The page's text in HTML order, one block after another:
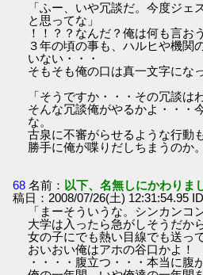
「ふー、いや冗談だ。今度ジェ
と思ってな」
！！？？なんだ？俺は何も言お
３年の頃の事も、ハルヒや機関
いない・・・
そもそも俺の口は真一文字にな
「そうですか・・・その冗談は
そんな冗談俺がやるかよ・・・
な。
古泉に不審がらせるような行動
勝手に俺が喋りだしちまうのか。
68 名前： 以下、名無しにかわりま
稿日：2008/07/26(土) 12:31:54.95
「まーそういうな。シンカンコ
大学は入ったら急がしそうだか
女の子にでも熱い目線でも送っ
おいおい俺はアホの谷口かよ！
・・・・腹立つ・・・本当に腹